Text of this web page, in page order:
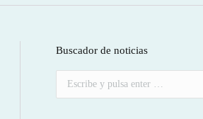
Buscador de noticias